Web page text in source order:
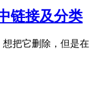
链接及分类
把它删除，但是在